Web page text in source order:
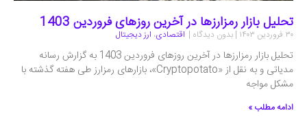
تحلیل بازار رمزارزها در آخرین روزهای فروردین 1403
۳۰ فروردین ۱۴۰۳ بدون دیدگاه اقتصادی، ارز دیجیتال
تحلیل بازار رمزارزها در آخرین روزهای فروردین 1403 به گزارش رسانه
مدیاتی و به نقل از «Cryptopotato»، بازارهای رمزارز طی هفته گذشته با
مشکل مواجه
ادامه مطلب »